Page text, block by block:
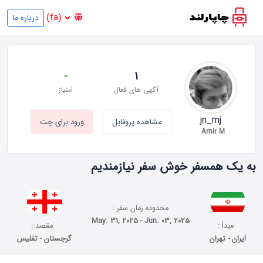
درباره ما
به یک همسفر خوش سفر نیازمندیم
مبدأ :
ایران - تهران
محدوده زمان سفر :
May. 31, 2025 - Jun. 03, 2025
مقصد :
گرجستان - تفلیس
jn_mj
Amir M
1
آگهی های فعال
-
امتیاز
مشاهده پروفایل ورود برای چت